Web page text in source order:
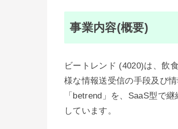
事業内容(概要)
ビートレンド (4020)は、飲
様な情報送受信の手段及び
「betrend」を、SaaS型で
しています。